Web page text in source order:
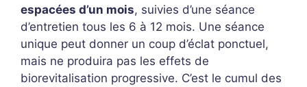
espacées d’un mois, suivies d’une séance
d’entretien tous les 6 à 12 mois. Une séance
unique peut donner un coup d’éclat ponctuel,
mais ne produira pas les effets de
biorevitalisation progressive. C’est le cumul des